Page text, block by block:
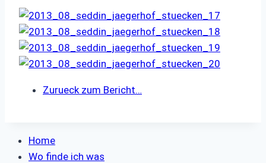
Zurueck zum Bericht…
Home
Wo finde ich was